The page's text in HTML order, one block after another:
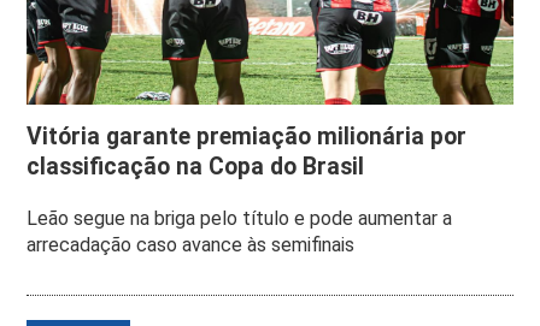
Vitória garante premiação milionária por
classificação na Copa do Brasil
Leão segue na briga pelo título e pode aumentar a
arrecadação caso avance às semifinais